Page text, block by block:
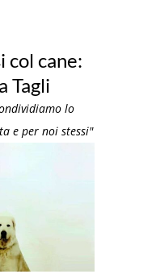
col cane:
Tagli
lo
e per noi stessi"